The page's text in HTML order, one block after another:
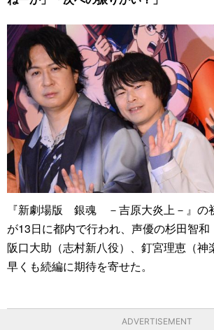
『新劇場版 銀魂 －吉原大炎上－』の
が13日に都内で行われ、声優の杉田智和
阪口大助（志村新八役）、釘宮理恵（神
早くも続編に期待を寄せた。
ADVERTISEMENT